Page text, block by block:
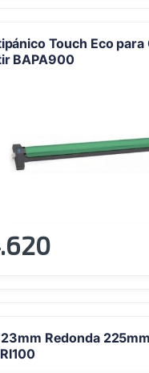
Touch Eco
BAPA900
23mm Redonda